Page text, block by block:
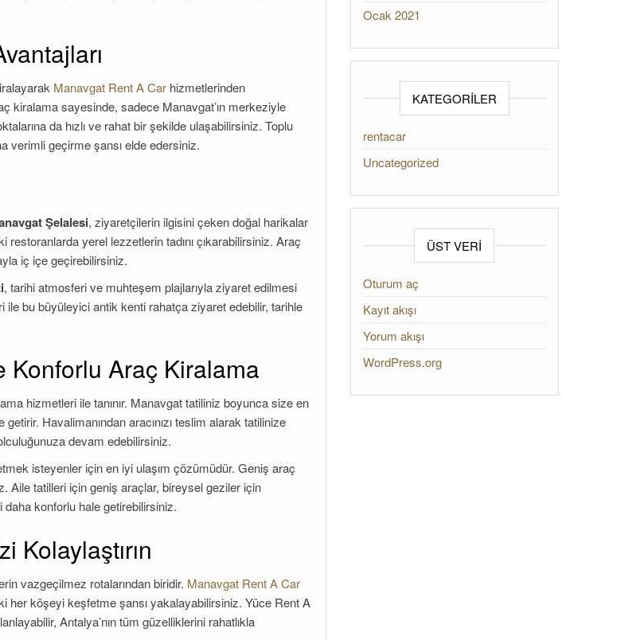
Manavgat Rent A Car hizmetlerinden
kiralama sayesinde, sadece Manavgat’ın merkeziyle
da hızlı ve rahat bir şekilde ulaşabilirsiniz. Toplu
verimli geçirme şansı elde edersiniz.
Şelalesi, ziyaretçilerin ilgisini çeken doğal harikalar
restoranlarda yerel lezzetlerin tadını çıkarabilirsiniz. Araç
iç içe geçirebilirsiniz.
, tarihi atmosferi ve muhteşem plajlarıyla ziyaret edilmesi
ile bu büyüleyici antik kenti rahatça ziyaret edebilir, tarihle
Konforlu Araç Kiralama
hizmetleri ile tanınır. Manavgat tatiliniz boyunca size en
Havalimanından aracınızı teslim alarak tatilinize
devam edebilirsiniz.
isteyenler için en iyi ulaşım çözümüdür. Geniş araç
Aile tatilleri için geniş araçlar, bireysel geziler için
konforlu hale getirebilirsiniz.
Kolaylaştırın
vazgeçilmez rotalarından biridir. Manavgat Rent A Car
her köşeyi keşfetme şansı yakalayabilirsiniz. Yüce Rent A
Antalya’nın tüm güzelliklerini rahatlıkla
Ocak 2021
KATEGORILER
rentacar
Uncategorized
ÜST VERI
Oturum aç
Kayıt akışı
Yorum akışı
WordPress.org